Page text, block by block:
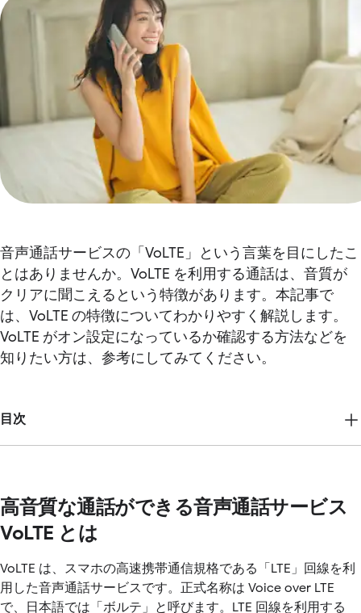
音声通話サービスの「VoLTE」という言葉を目にしたこ
とはありませんか。VoLTE を利用する通話は、音質が
クリアに聞こえるという特徴があります。本記事で
は、VoLTE の特徴についてわかりやすく解説します。
VoLTE がオン設定になっているか確認する方法などを
知りたい方は、参考にしてみてください。
目次
高音質な通話ができる音声通話サービス
VoLTE とは
VoLTE は、スマホの高速携帯通信規格である「LTE」回線を利
用した音声通話サービスです。正式名称は Voice over LTE
で、日本語では「ボルテ」と呼びます。LTE 回線を利用する